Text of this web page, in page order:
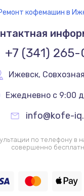
кофемашин в
+7 (341) 265-
Ижевск,
Ежедневно с 9:00
info@kofe-
по телефону в
совершенно